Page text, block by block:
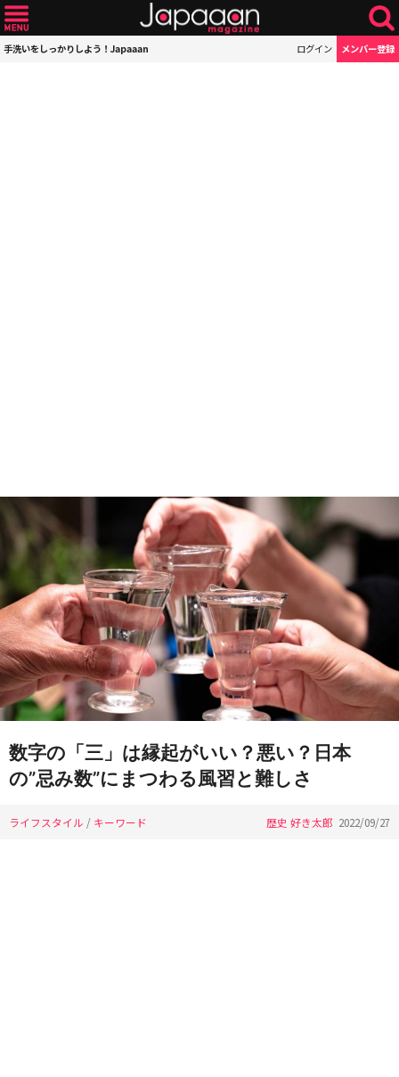
手洗いをしっかりしよう！Japaaan ログイン メンバー登録
数字の「三」は縁起がいい？悪い？日本
の”忌み数”にまつわる風習と難しさ
ライフスタイル / キーワード 歴史 好き太郎 2022/09/27